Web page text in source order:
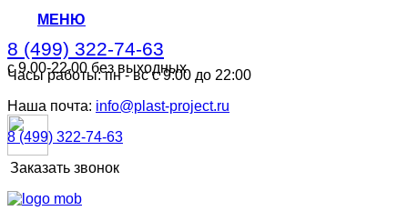
МЕНЮ
8 (499) 322-74-63
с 9.00-22.00 без выходных
8 (499) 322-74-63
с 9.00-22.00 без выходных
Часы работы: пн - вс с 9:00 до 22:00
Наша почта: info@plast-project.ru
8 (499) 322-74-63
Заказать звонок